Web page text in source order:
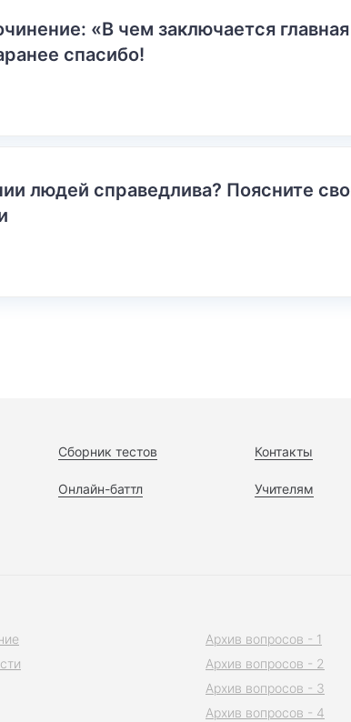
«В чем заключается главная
спасибо!
людей справедлива? Поясните
Сборник тестов
Онлайн-баттл
Контакты
Учителям
Архив вопросов - 1
Архив вопросов - 2
Архив вопросов - 3
Архив вопросов - 4